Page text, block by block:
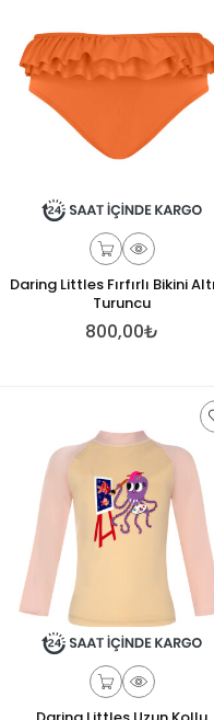
Daring Littles Fırfırlı Bikini
Turuncu
800,00₺